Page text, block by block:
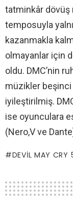
tatminkâr dövüş
temposuyla
kazanmakla
olmayanlar için
oldu. DMC’nin
müzikler beşinci
iyileştirilmiş.
ise oyunculara
(Nero,V ve
DEVIL MAY CRY